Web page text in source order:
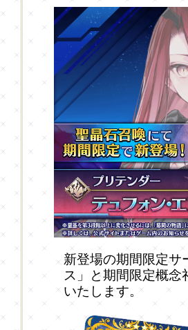
新登場の期間限定
ス」と期間限定概念
いたします。